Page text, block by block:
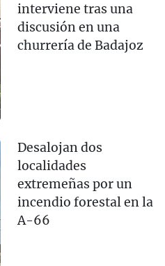
interviene tras una
discusión en una
churrería de Badajoz
Desalojan dos
localidades
extremeñas por un
incendio forestal en la
A-66